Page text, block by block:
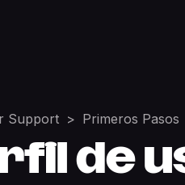
Support Primeros Pasos
de